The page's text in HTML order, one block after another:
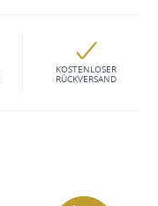
KOSTENLOSER
RÜCKVERSAND